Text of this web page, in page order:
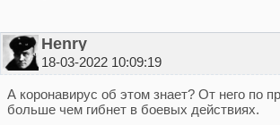
Henry
18-03-2022 10:09:19
А коронавирус об этом знает? От него по
больше чем гибнет в боевых действиях.